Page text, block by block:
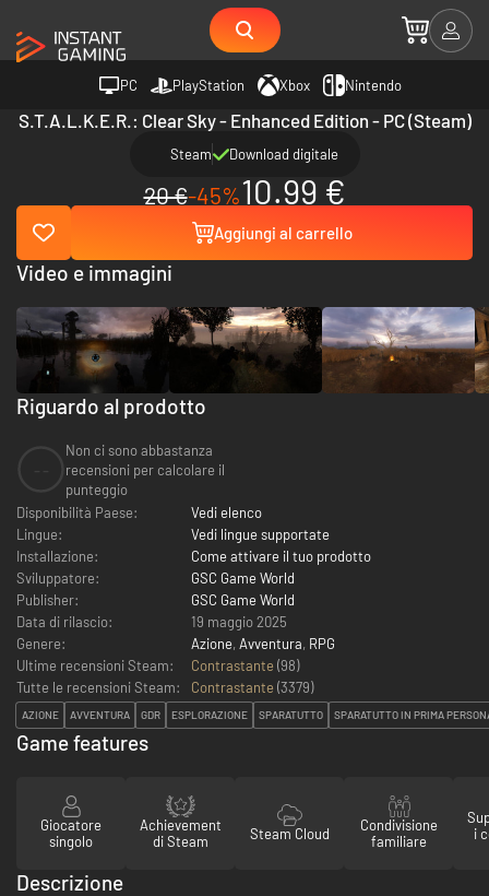
PC PlayStation Xbox Nintendo
S.T.A.L.K.E.R.: Clear Sky - Enhanced Edition - PC (Steam)
Steam Download digitale
20 €-45%10.99 €
Aggiungi al carrello
Riguardo al prodotto
Non ci sono abbastanza
recensioni per calcolare il
punteggio
Disponibilità Paese:
Vedi elenco
Lingue:
Vedi lingue supportate
Installazione:
Come attivare il tuo prodotto
Sviluppatore:
GSC Game World
Publisher:
GSC Game World
Data di rilascio:
19 maggio 2025
Genere:
Azione, Avventura, RPG
Ultime recensioni Steam:
Contrastante (98)
Tutte le recensioni Steam:
Contrastante (3379)
AZIONE AVVENTURA GDR ESPLORAZIONE SPARATUTTO SPARATUTTO IN PRIMA
Video e immagini
Game features
Giocatore
singolo
Achievement
di Steam
Steam Cloud
Condivisione
familiare
i
Descrizione